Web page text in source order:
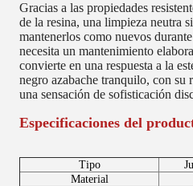
Gracias a las propiedades
de la resina, una limpieza neutra
mantenerlos como nuevos
necesita un mantenimiento
convierte en una respuesta a la
negro azabache tranquilo, con su
una sensación de sofisticación
Especificaciones del
Tipo
Material